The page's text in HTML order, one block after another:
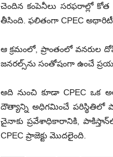
చెందిన కంపెనీలు సరఫరాల్లో
తీసింది. ఫలితంగా CPEC
ఆ క్రమంలో, ప్రాంతంలో వనరుల
జనరల్స్‌ను సంతోషంగా ఉంచే
ఆది నుంచి కూడా CPEC ఒక
దౌత్యాన్ని అధిగమించే పరిస్థితిలో
చైనాకు ప్రవేశాధికారానికి,
CPEC ప్రాజెక్టు మొదలైంది.